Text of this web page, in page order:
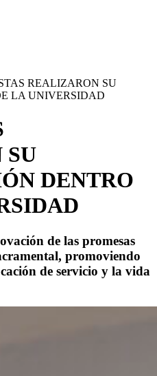
REALIZARON SU
LA UNIVERSIDAD
SU
DENTRO
de las promesas
promoviendo
de servicio y la vida